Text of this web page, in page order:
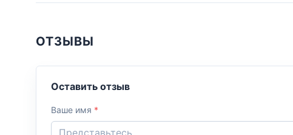
ОТЗЫВЫ
Оставить отзыв
Ваше имя *